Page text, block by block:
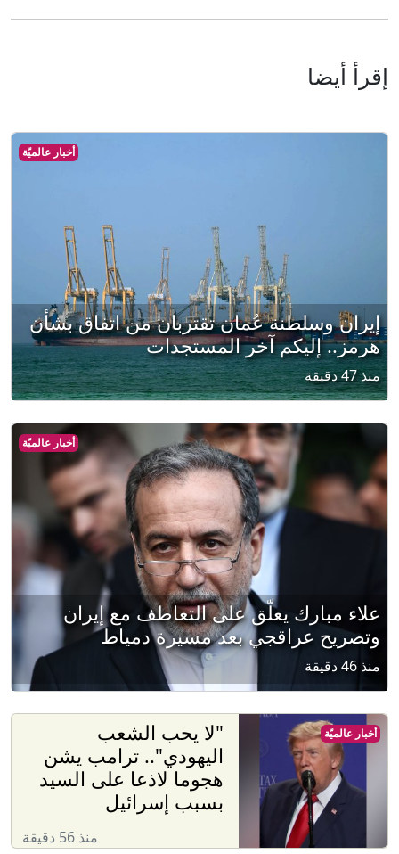
إقرأ أيضا
أخبار عالميّة
إيران وسلطنة عُمان تقتربان من اتفاق بشأن
هرمز.. إليكم آخر المستجدات
منذ 47 دقيقة
أخبار عالميّة
علاء مبارك يعلّق على التعاطف مع إيران
وتصريح عراقجي بعد مسيرة دمياط
منذ 46 دقيقة
"لا يحب الشعب
اليهودي".. ترامب يشن
هجوما لاذعا على السيد
بسبب إسرائيل
منذ 56 دقيقة
أخبار عالميّة